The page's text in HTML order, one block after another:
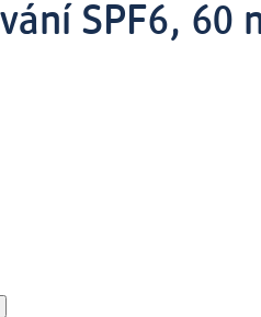
SPF6, 60